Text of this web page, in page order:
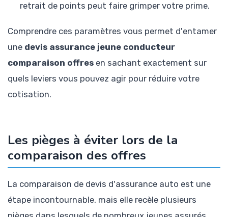
retrait de points peut faire grimper votre prime.
Comprendre ces paramètres vous permet d'entamer
une devis assurance jeune conducteur
comparaison offres en sachant exactement sur
quels leviers vous pouvez agir pour réduire votre
cotisation.
Les pièges à éviter lors de la
comparaison des offres
La comparaison de devis d'assurance auto est une
étape incontournable, mais elle recèle plusieurs